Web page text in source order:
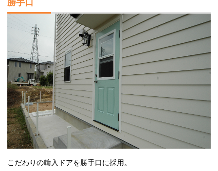
勝手口
こだわりの輸入ドアを勝手口に採用。